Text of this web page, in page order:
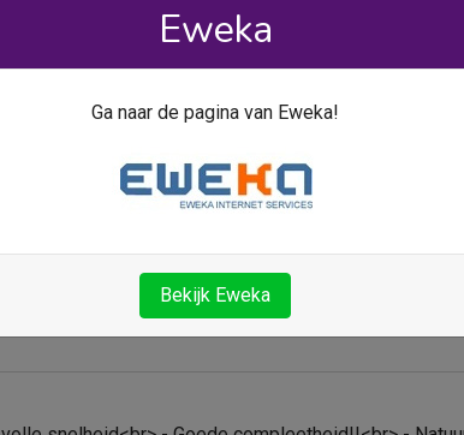
bruikbaar account en topsnelheid op elk moment.
prima! kan het eenieder aanraden. Snelle
reparaties.<br> <br> Volle snelheid haal je
de snelheid soms nog wel eens behoorlijk in, maar
Eweka
Ga naar de pagina van Eweka!
Bekijk Eweka